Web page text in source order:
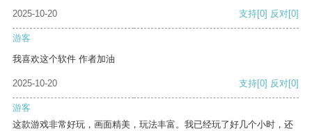
2025-10-20
支持[0] 反对[0]
游客
我喜欢这个软件 作者加油
2025-10-20 支持[0] 反对[0]
游客
这款游戏非常好玩，画面精美，玩法丰富。我已经玩了好几个小时，还